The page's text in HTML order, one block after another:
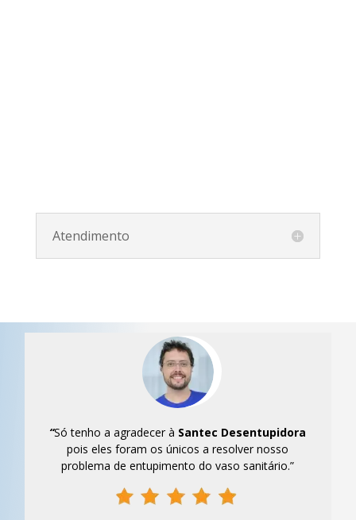
Atendimento
“Só tenho a agradecer à Santec Desentupidora
pois eles foram os únicos a resolver nosso
problema de entupimento do vaso sanitário.”